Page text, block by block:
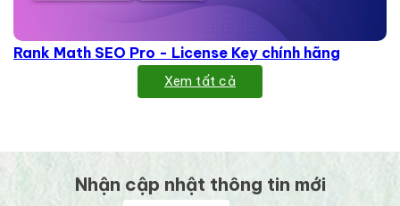
Rank Math SEO Pro - License Key chính hãng
Xem tất cả
Nhận cập nhật thông tin mới